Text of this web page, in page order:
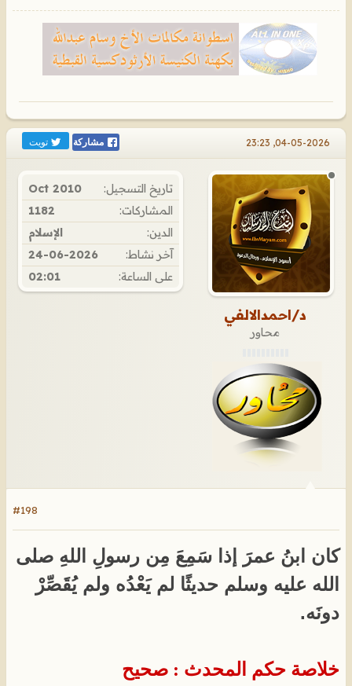
04-05-2026, 23:23 مشاركة تويت
د/احمدالالفي
محاور
تاريخ التسجيل:
Oct 2010
المشاركات:
1182
الدين:
الإسلام
آخر نشاط:
24-06-2026
على الساعة:
02:01
#198
كان ابنُ عمرَ إذا سَمِعَ مِن رسولِ اللهِ صلى
الله عليه وسلم حديثًا لم يَعْدُه ولم يُقَصِّرْ
دونَه.
خلاصة حكم المحدث : صحيح